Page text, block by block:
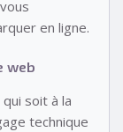
en ligne.
web
soit à la
technique